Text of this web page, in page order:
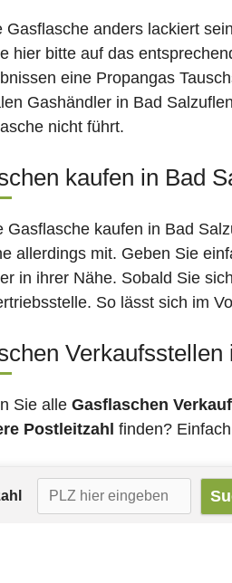
Gasflasche anders lackiert
hier bitte auf das
eine Propangas
Gashändler in Bad
nicht führt.
kaufen in Bad
Gasflasche kaufen in Bad
allerdings mit. Geben Sie
in ihrer Nähe. Sobald Sie
So lässt sich im
Sie alle Gasflaschen
Postleitzahl finden?